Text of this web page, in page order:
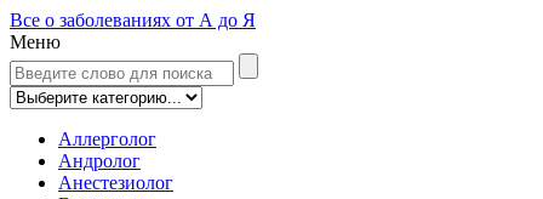
Все о заболеваниях от А до Я
Меню
Аллерголог
Андролог
Анестезиолог